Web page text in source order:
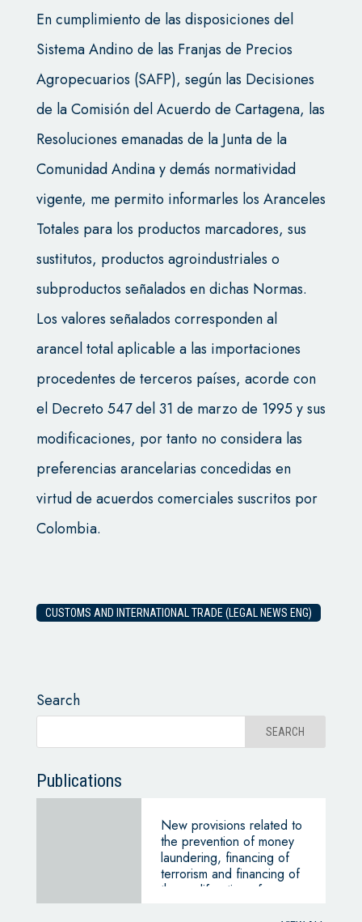
En cumplimiento de las disposiciones del
Sistema Andino de las Franjas de Precios
Agropecuarios (SAFP), según las Decisiones
de la Comisión del Acuerdo de Cartagena, las
Resoluciones emanadas de la Junta de la
Comunidad Andina y demás normatividad
vigente, me permito informarles los Aranceles
Totales para los productos marcadores, sus
sustitutos, productos agroindustriales o
subproductos señalados en dichas Normas.
Los valores señalados corresponden al
arancel total aplicable a las importaciones
procedentes de terceros países, acorde con
el Decreto 547 del 31 de marzo de 1995 y sus
modificaciones, por tanto no considera las
preferencias arancelarias concedidas en
virtud de acuerdos comerciales suscritos por
Colombia.
CUSTOMS AND INTERNATIONAL TRADE (LEGAL NEWS ENG)
Search
Publications
New provisions related to
the prevention of money
laundering, financing of
terrorism and financing of
the proliferation of mass